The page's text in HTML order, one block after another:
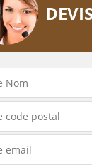
Tonte et
de pelouse